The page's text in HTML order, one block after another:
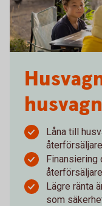
husvagn
Låna till
Finansiering
Lägre ränta
som